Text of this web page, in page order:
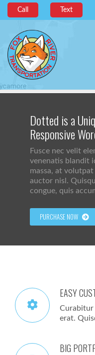
Call Text
Dotted is a
Responsive
Fusce nec velit
venenatis blandit
massa, at
auctor nisl.
congue, quis
PURCHASE NOW
EASY
Curabitur
erat.
BIG